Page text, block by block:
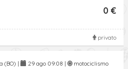
0 €
privato
(BO) | 29 ago 09:08 | motociclismo